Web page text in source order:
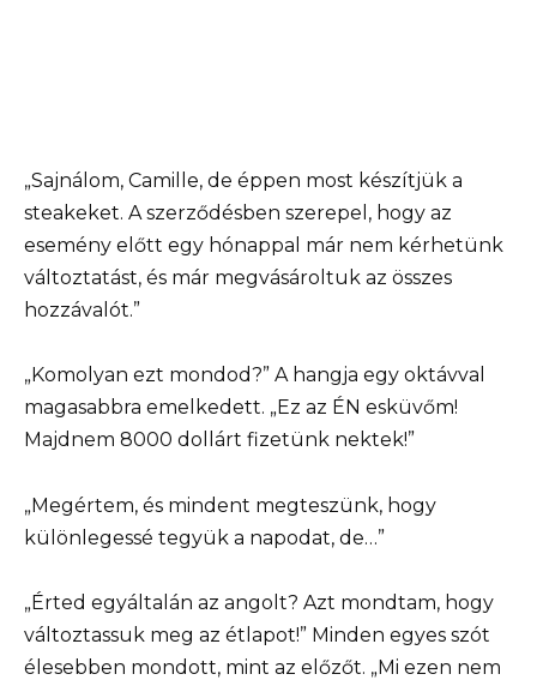
„Sajnálom, Camille, de éppen most készítjük a
steakeket. A szerződésben szerepel, hogy az
esemény előtt egy hónappal már nem kérhetünk
változtatást, és már megvásároltuk az összes
hozzávalót.”
„Komolyan ezt mondod?” A hangja egy oktávval
magasabbra emelkedett. „Ez az ÉN esküvőm!
Majdnem 8000 dollárt fizetünk nektek!”
„Megértem, és mindent megteszünk, hogy
különlegessé tegyük a napodat, de…”
„Érted egyáltalán az angolt? Azt mondtam, hogy
változtassuk meg az étlapot!” Minden egyes szót
élesebben mondott, mint az előzőt. „Mi ezen nem